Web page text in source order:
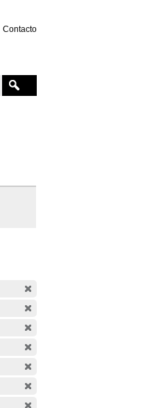
Contacto